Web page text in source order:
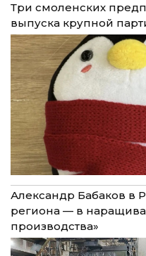
Три смоленских
выпуска крупной
Александр Бабаков в
региона — в
производства»